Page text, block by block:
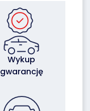
Wykup
gwarancję